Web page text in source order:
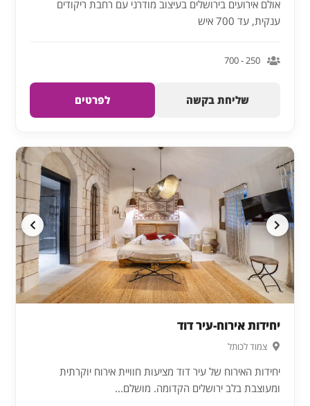
אולם אירועים בירושלים בעיצוב מודרני עם רחבת ריקודים
ענקית, עד 700 איש
250 - 700
שליחת בקשה לפרטים
יחידות אירוח-עיר דוד
צמוד לכותל
יחידות האירוח של עיר דוד מציעות חוויית אירוח יוקרתית
ומעוצבת בלב ירושלים הקדומה. מושלם...